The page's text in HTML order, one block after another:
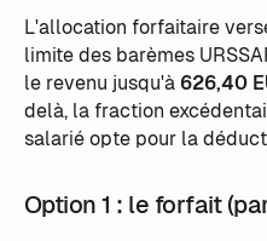
L'allocation forfaitaire
limite des barèmes
le revenu jusqu'à 626,40
delà, la fraction
salarié opte pour la
Option 1 : le forfait